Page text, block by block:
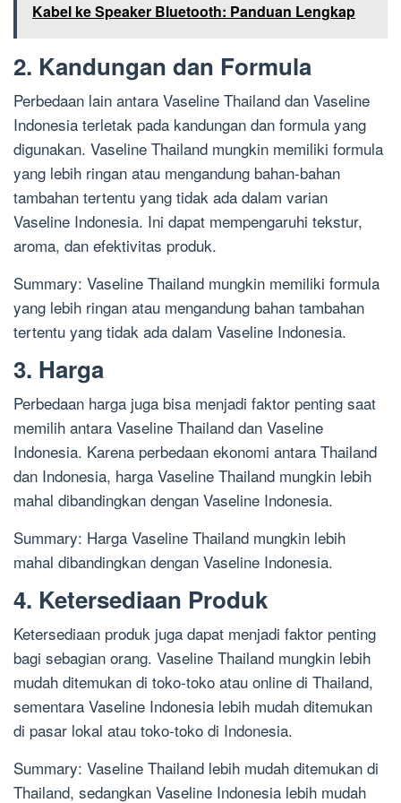
Kabel ke Speaker Bluetooth: Panduan Lengkap
2. Kandungan dan Formula
Perbedaan lain antara Vaseline Thailand dan Vaseline
Indonesia terletak pada kandungan dan formula yang
digunakan. Vaseline Thailand mungkin memiliki formula
yang lebih ringan atau mengandung bahan-bahan
tambahan tertentu yang tidak ada dalam varian
Vaseline Indonesia. Ini dapat mempengaruhi tekstur,
aroma, dan efektivitas produk.
Summary: Vaseline Thailand mungkin memiliki formula
yang lebih ringan atau mengandung bahan tambahan
tertentu yang tidak ada dalam Vaseline Indonesia.
3. Harga
Perbedaan harga juga bisa menjadi faktor penting saat
memilih antara Vaseline Thailand dan Vaseline
Indonesia. Karena perbedaan ekonomi antara Thailand
dan Indonesia, harga Vaseline Thailand mungkin lebih
mahal dibandingkan dengan Vaseline Indonesia.
Summary: Harga Vaseline Thailand mungkin lebih
mahal dibandingkan dengan Vaseline Indonesia.
4. Ketersediaan Produk
Ketersediaan produk juga dapat menjadi faktor penting
bagi sebagian orang. Vaseline Thailand mungkin lebih
mudah ditemukan di toko-toko atau online di Thailand,
sementara Vaseline Indonesia lebih mudah ditemukan
di pasar lokal atau toko-toko di Indonesia.
Summary: Vaseline Thailand lebih mudah ditemukan di
Thailand, sedangkan Vaseline Indonesia lebih mudah